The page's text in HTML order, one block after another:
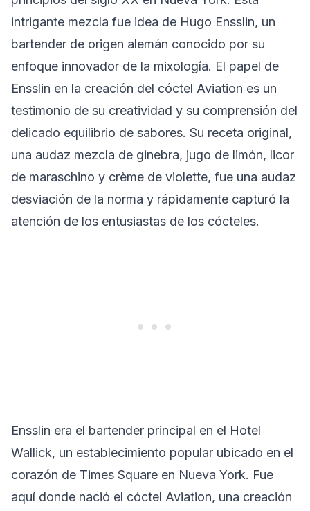
intrigante mezcla fue idea de Hugo Ensslin, un
bartender de origen alemán conocido por su
enfoque innovador de la mixología. El papel de
Ensslin en la creación del cóctel Aviation es un
testimonio de su creatividad y su comprensión del
delicado equilibrio de sabores. Su receta original,
una audaz mezcla de ginebra, jugo de limón, licor
de maraschino y crème de violette, fue una audaz
desviación de la norma y rápidamente capturó la
atención de los entusiastas de los cócteles.
Ensslin era el bartender principal en el Hotel
Wallick, un establecimiento popular ubicado en el
corazón de Times Square en Nueva York. Fue
aquí donde nació el cóctel Aviation, una creación